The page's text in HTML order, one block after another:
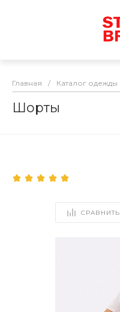
Главная / Каталог одежды
Шорты
СРАВНИТЬ